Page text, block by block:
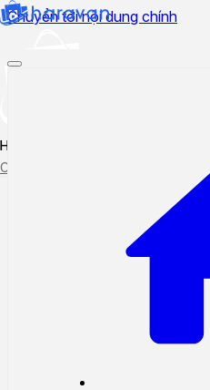
Chuyển tới nội dung chính
Hướng dẫn sử dụng
Cập nhật tính năng mới